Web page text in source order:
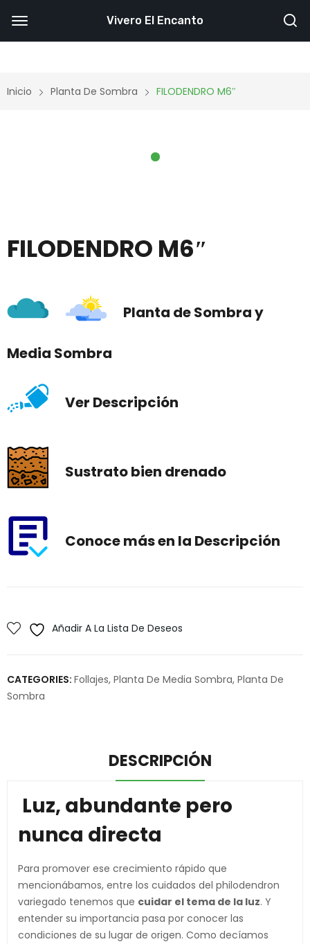
Inicio Planta De Sombra FILODENDRO M6″
FILODENDRO M6″
Planta de Sombra y
Media Sombra
Ver Descripción
Sustrato bien drenado
Conoce más en la Descripción
Añadir A La Lista De Deseos
CATEGORIES: Follajes, Planta De Media Sombra, Planta De
Sombra
DESCRIPCIÓN
Luz, abundante pero
nunca directa
Para promover ese crecimiento rápido que
mencionábamos, entre los cuidados del philodendron
variegado tenemos que cuidar el tema de la luz. Y
entender su importancia pasa por conocer las
condiciones de su lugar de origen. Como decíamos
Vivero El Encanto